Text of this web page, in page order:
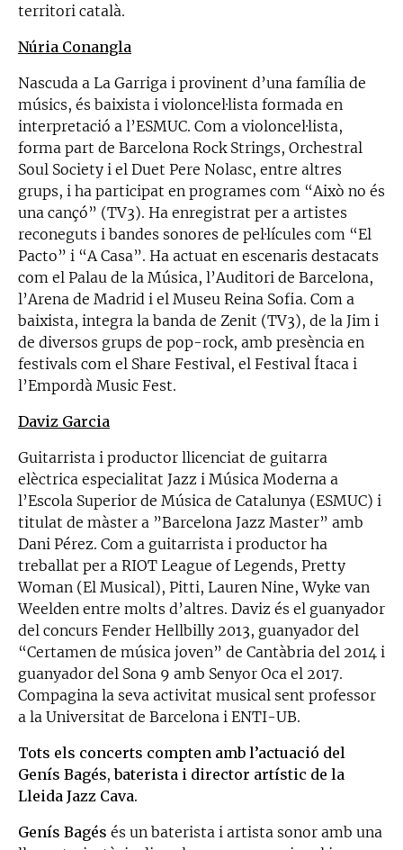
territori català.
Núria Conangla
Nascuda a La Garriga i provinent d’una família de
músics, és baixista i violoncel·lista formada en
interpretació a l’ESMUC. Com a violoncel·lista,
forma part de Barcelona Rock Strings, Orchestral
Soul Society i el Duet Pere Nolasc, entre altres
grups, i ha participat en programes com “Això no és
una cançó” (TV3). Ha enregistrat per a artistes
reconeguts i bandes sonores de pel·lícules com “El
Pacto” i “A Casa”. Ha actuat en escenaris destacats
com el Palau de la Música, l’Auditori de Barcelona,
l’Arena de Madrid i el Museu Reina Sofia. Com a
baixista, integra la banda de Zenit (TV3), de la Jim i
de diversos grups de pop-rock, amb presència en
festivals com el Share Festival, el Festival Ítaca i
l’Empordà Music Fest.
Daviz Garcia
Guitarrista i productor llicenciat de guitarra
elèctrica especialitat Jazz i Música Moderna a
l’Escola Superior de Música de Catalunya (ESMUC) i
titulat de màster a ”Barcelona Jazz Master” amb
Dani Pérez. Com a guitarrista i productor ha
treballat per a RIOT League of Legends, Pretty
Woman (El Musical), Pitti, Lauren Nine, Wyke van
Weelden entre molts d’altres. Daviz és el guanyador
del concurs Fender Hellbilly 2013, guanyador del
“Certamen de música joven” de Cantàbria del 2014 i
guanyador del Sona 9 amb Senyor Oca el 2017.
Compagina la seva activitat musical sent professor
a la Universitat de Barcelona i ENTI-UB.
Tots els concerts compten amb l’actuació del
Genís Bagés, baterista i director artístic de la
Lleida Jazz Cava.
Genís Bagés és un baterista i artista sonor amb una